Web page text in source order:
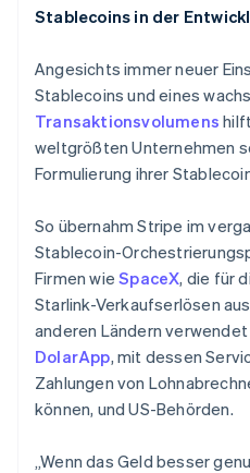
Stablecoins in der
Angesichts immer neuer
Stablecoins und eines
Transaktionsvolumens
weltgrößten Unternehmen
Formulierung ihrer
So übernahm Stripe im
Stablecoin-
Firmen wieSpaceX, die für
Starlink-Verkaufserlösen
anderen Ländern
DolarApp, mit dessen
Zahlungen von
können, und US-Behörden.
„Wenn das Geld besser
English
NederlandsEnglish
Norwegen
English
Österreich
DeutschEnglish
Polen
Portugal
Português English
Rumänien
English
Schweden
SvenskaEnglish
Schweiz
DeutschFrançaisItaliano
Singapur
English简体中文
English